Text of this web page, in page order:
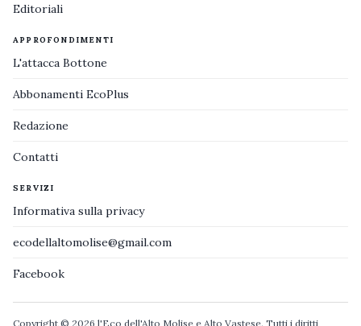
Editoriali
APPROFONDIMENTI
L'attacca Bottone
Abbonamenti EcoPlus
Redazione
Contatti
SERVIZI
Informativa sulla privacy
ecodellaltomolise@gmail.com
Facebook
Copyright © 2026 l'Eco dell'Alto Molise e Alto Vastese. Tutti i diritti